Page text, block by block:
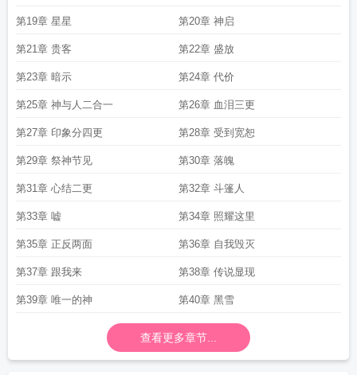
第19章 星星 第20章 神启
第21章 贵客 第22章 盛放
第23章 暗示 第24章 代价
第25章 神与人二合一 第26章 血泪三更
第27章 印象分四更 第28章 受到宽恕
第29章 祭神节见 第30章 落魄
第31章 心结二更 第32章 斗篷人
第33章 嘘 第34章 照耀这里
第35章 正反两面 第36章 自我毁灭
第37章 跟我来 第38章 传说显现
第39章 唯一的神 第40章 黑雪
查看更多章节...